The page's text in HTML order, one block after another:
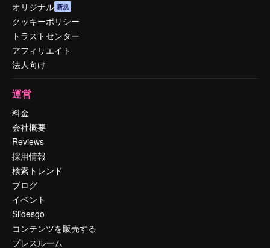
オリジナル 新規
クッキーポリシー
トラストセンター
アフィリエイト
法人向け
運営
料金
会社概要
Reviews
採用情報
検索トレンド
ブログ
イベント
Slidesgo
コンテンツを販売する
プレスルーム